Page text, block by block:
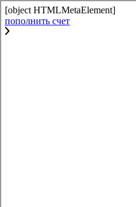
[object HTMLMetaElement]
пополнить счет